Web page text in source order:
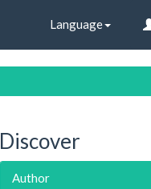
Language
Discover
Author